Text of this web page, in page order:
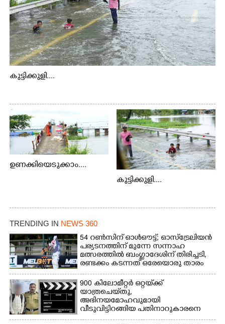
കുട്ടിക്കുളി....
ഉണക്കിയെടുക്കാം....
കുട്ടിക്കുളി....
TRENDING IN NEWS 360
54 റൺസിന് ഓൾഔട്ട്; ഓസ്‌ട്രേലിയൻ
പര്യടനത്തിന് മുന്നേ സന്നാഹ
മത്സരത്തിൽ ബംഗ്ലാദേശിന് തിരിച്ചടി,
രണ്ടക്കം കടന്നത് ഒരേയൊരു താരം
900 കിലോമീറ്റർ ഒറ്റയ്‌ക്ക്
യാത്രചെ‌യ്‌തു,​
അഭിനയമോഹവുമായി
വീടുവിട്ടിറങ്ങിയ പതിനാറുകാരനെ
കണ്ടെത്തിയത് ഫിലിം സിറ്റിയിൽ